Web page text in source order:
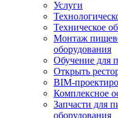
Услуги
Техническое
Монтаж
оборудования
Обучение для
Открыть
BIM-
Комплексное
Запчасти для
оборудования